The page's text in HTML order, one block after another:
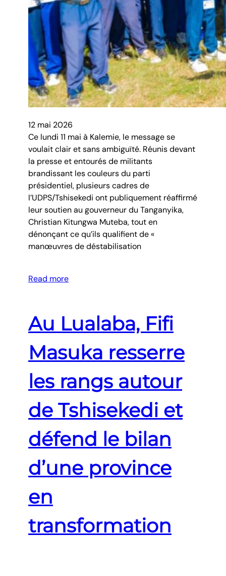
12 mai 2026
Ce lundi 11 mai à Kalemie, le message se
voulait clair et sans ambiguïté. Réunis devant
la presse et entourés de militants
brandissant les couleurs du parti
présidentiel, plusieurs cadres de
l’UDPS/Tshisekedi ont publiquement réaffirmé
leur soutien au gouverneur du Tanganyika,
Christian Kitungwa Muteba, tout en
dénonçant ce qu’ils qualifient de «
manœuvres de déstabilisation
Read more
Au Lualaba, Fifi
Masuka resserre
les rangs autour
de Tshisekedi et
défend le bilan
d’une province
en
transformation